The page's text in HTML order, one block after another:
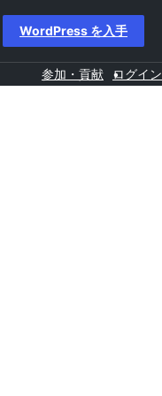
WordPress を入手
参加・貢献 ログイン